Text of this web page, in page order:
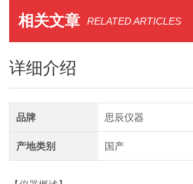
相关文章 RELATED ARTICLES
详细介绍
品牌 思辰仪器
产地类别 国产